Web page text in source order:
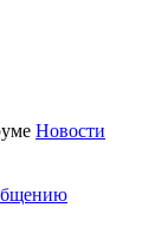
Новости